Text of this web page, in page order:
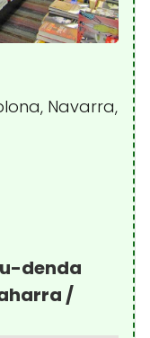
Navarra,
denda
/